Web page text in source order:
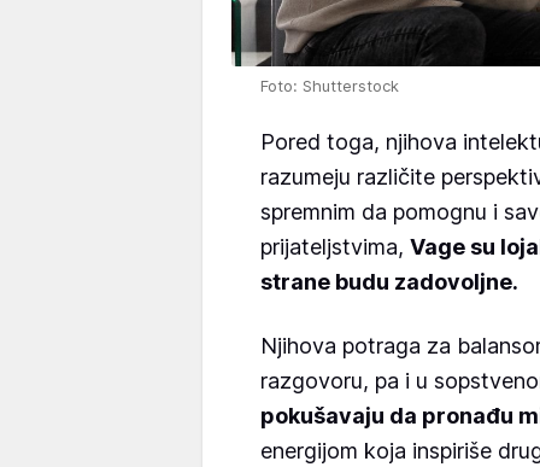
Foto: Shutterstock
Pored toga, njihova
razumeju različite
spremnim da pomognu i
prijateljstvima, Vage su
strane budu zadovoljne.
Njihova potraga za
razgovoru, pa i u
pokušavaju da pronađu
energijom koja inspiriše